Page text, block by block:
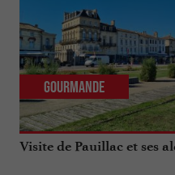
Visite de Pauillac et ses
Gourmande